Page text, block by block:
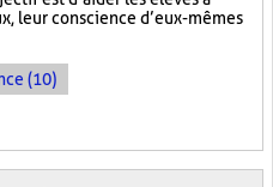
leur conscience d’eux-mêmes
(10)